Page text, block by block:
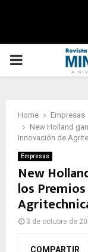
PRIMARY
Home
Empresas
New Holland
Innovación de
Empresas
New
los
3 de octubre de
COMPARTIR